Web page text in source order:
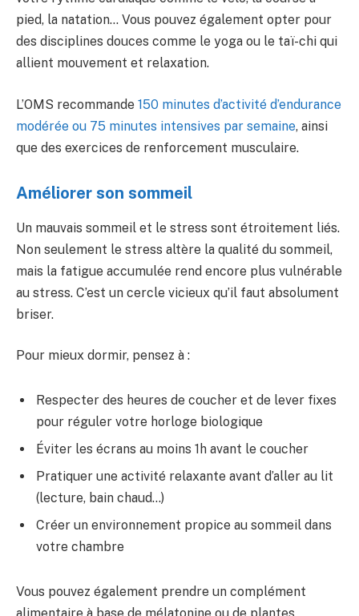
pied, la natation… Vous pouvez également opter pour
des disciplines douces comme le yoga ou le taï-chi qui
allient mouvement et relaxation.
L’OMS recommande 150 minutes d’activité d’endurance
modérée ou 75 minutes intensives par semaine, ainsi
que des exercices de renforcement musculaire.
Améliorer son sommeil
Un mauvais sommeil et le stress sont étroitement liés.
Non seulement le stress altère la qualité du sommeil,
mais la fatigue accumulée rend encore plus vulnérable
au stress. C’est un cercle vicieux qu’il faut absolument
briser.
Pour mieux dormir, pensez à :
Respecter des heures de coucher et de lever fixes
pour réguler votre horloge biologique
Éviter les écrans au moins 1h avant le coucher
Pratiquer une activité relaxante avant d’aller au lit
(lecture, bain chaud…)
Créer un environnement propice au sommeil dans
votre chambre
Vous pouvez également prendre un complément